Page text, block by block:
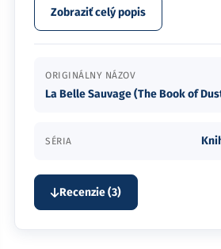
Zobraziť celý popis
ORIGINÁLNY NÁZOV
La Belle Sauvage (The Book of
SÉRIA
Recenzie (3)